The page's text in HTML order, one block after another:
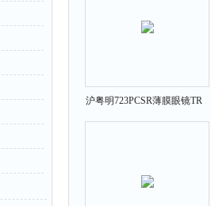
沪粤明723PCSR薄膜眼镜TR
透反射测试仪